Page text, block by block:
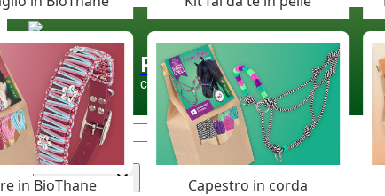
Paracord .eu
Coloured Cord Paradise
Assortimento
in BioThane Capestro in corda